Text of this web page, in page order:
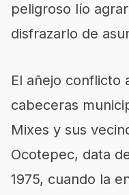
peligroso lío
disfrazarlo de
El añejo conflicto
cabeceras
Mixes y sus
Ocotepec, data
1975, cuando la